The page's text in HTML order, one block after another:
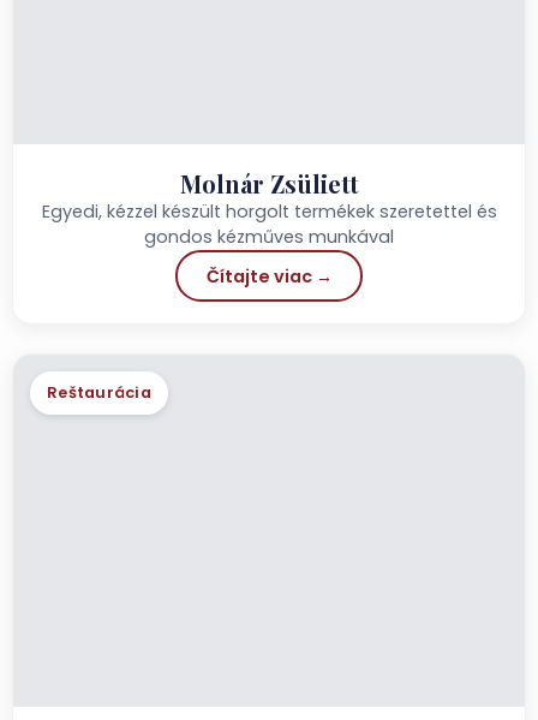
Molnár Zsüliett
Egyedi, kézzel készült horgolt termékek szeretettel és
gondos kézműves munkával
Čítajte viac →
Reštaurácia